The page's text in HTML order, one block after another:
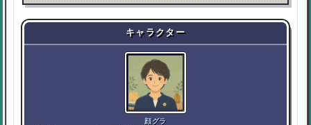
キャラクター
顔グラ